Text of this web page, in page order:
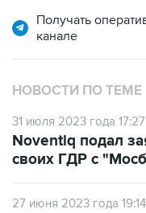
Получать
канале
НОВОСТИ ПО ТЕМЕ
31 июля 2023 года 17:27
Noventiq подал
своих ГДР с
27 июня 2023 года 19:14